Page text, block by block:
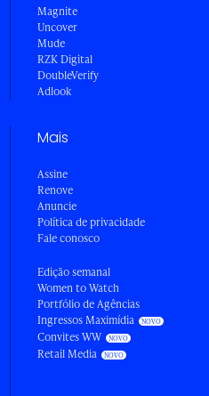
Magnite
Uncover
Mude
RZK Digital
DoubleVerify
Adlook
Mais
Assine
Renove
Anuncie
Política de privacidade
Fale conosco
Edição semanal
Women to Watch
Portfólio de Agências
Ingressos Maximídia
Convites WW
Retail Media